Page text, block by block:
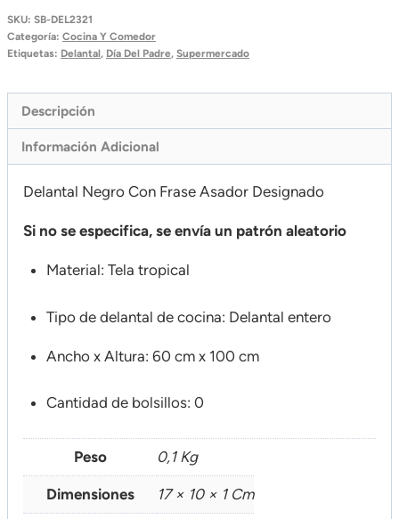
SKU: SB-DEL2321
Categoría: Cocina Y Comedor
Etiquetas: Delantal, Día Del Padre, Supermercado
Descripción
Información Adicional
Delantal Negro Con Frase Asador Designado
Si no se especifica, se envía un patrón aleatorio
Material: Tela tropical
Tipo de delantal de cocina: Delantal entero
Ancho x Altura: 60 cm x 100 cm
Cantidad de bolsillos: 0
Peso 0,1 Kg
Dimensiones 17 × 10 × 1 Cm